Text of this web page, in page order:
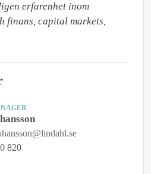
erfarenhet inom
finans, capital markets,
820